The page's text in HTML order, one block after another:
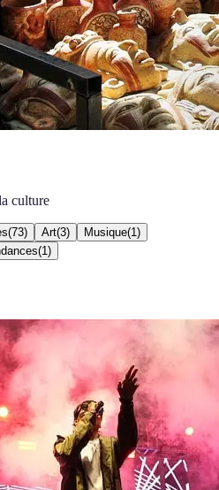
culture
(73) Art(3) Musique(1 )
(1 )